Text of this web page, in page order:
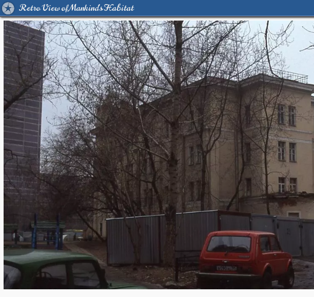
Retro View of Mankind's Habitat